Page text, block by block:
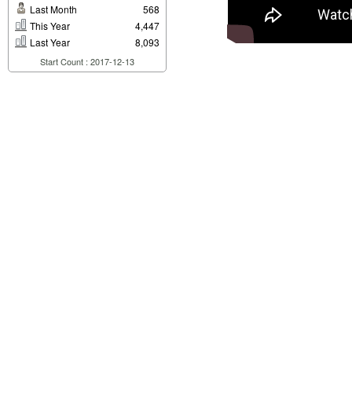
Last Month
568
This Year
4,447
Last Year
8,093
Start Count : 2017-12-13